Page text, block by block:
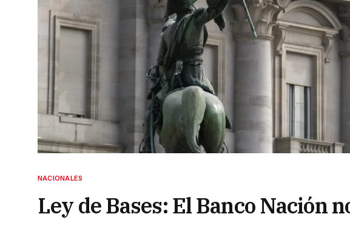
NACIONALES
Ley de Bases: El Banco Nación